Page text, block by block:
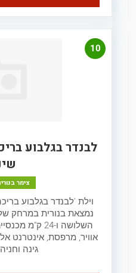
10
צימר
השלושה ו-24
אוויר, מרפסת, אינטרנט
גינה